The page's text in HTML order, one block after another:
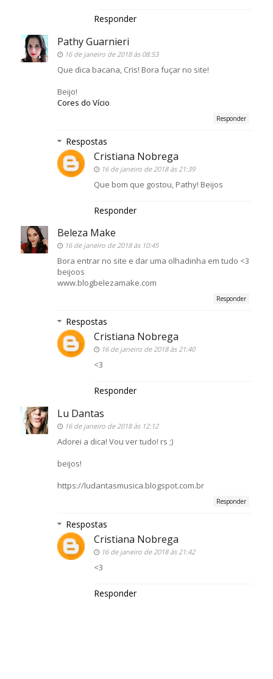
Responder
Pathy Guarnieri
16 de janeiro de 2018 às 08:53
Que dica bacana, Cris! Bora fuçar no site!
Beijo!
Cores do Vício
Responder
Respostas
Cristiana Nobrega
16 de janeiro de 2018 às 21:39
Que bom que gostou, Pathy! Beijos
Responder
Beleza Make
16 de janeiro de 2018 às 10:45
Bora entrar no site e dar uma olhadinha em tudo <3
beijoos
www.blogbelezamake.com
Responder
Respostas
Cristiana Nobrega
16 de janeiro de 2018 às 21:40
<3
Responder
Lu Dantas
16 de janeiro de 2018 às 12:12
Adorei a dica! Vou ver tudo! rs ;)
beijos!
https://ludantasmusica.blogspot.com.br
Responder
Respostas
Cristiana Nobrega
16 de janeiro de 2018 às 21:42
<3
Responder